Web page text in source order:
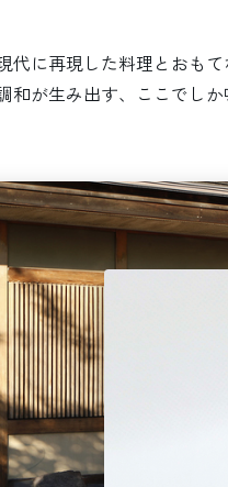
代に再現した料理とおも
和が生み出す、ここでし